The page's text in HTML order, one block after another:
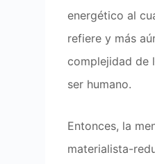
energético al
refiere y más
complejidad de
ser humano.
Entonces, la
materialista-